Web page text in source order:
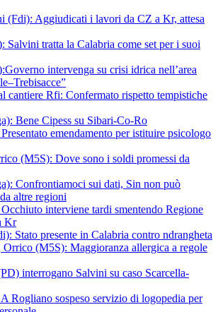
(Fdi): Aggiudicati i lavori da CZ a Kr, attesa
Salvini tratta la Calabria come set per i suoi
intervenga su crisi idrica nell’area
cantiere Rfi: Confermato rispetto tempistiche
Bene Cipess su Sibari-Co-Ro
emendamento per istituire psicologo
(M5S): Dove sono i soldi promessi da
Confrontiamoci sui dati, Sin non può
altre regioni
interviene tardi smentendo Regione
Kr
Stato presente in Calabria contro ndrangheta
Orrico (M5S): Maggioranza allergica a regole
interrogano Salvini su caso Scarcella-
Rogliano sospeso servizio di logopedia per